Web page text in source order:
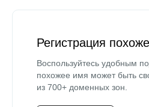
Регистрация
Воспользуйтесь удобным
похожее имя может быть
из 700+ доменных зон.